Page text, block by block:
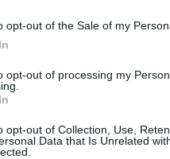
opt-out of the Sale of my
opt-out of processing my
opt-out of Collection, Use,
Data that Is Unrelated